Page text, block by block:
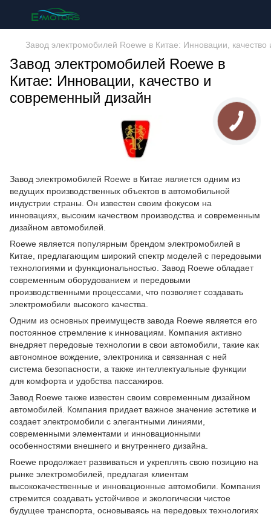
Завод электромобилей Roewe в Китае: Инновации,
Завод электромобилей Roewe в
Китае: Инновации, качество и
современный дизайн
Завод электромобилей Roewe в Китае является одним из
ведущих производственных объектов в автомобильной
индустрии страны. Он известен своим фокусом на
инновациях, высоким качеством производства и современным
дизайном автомобилей.
Roewe является популярным брендом электромобилей в
Китае, предлагающим широкий спектр моделей с передовыми
технологиями и функциональностью. Завод Roewe обладает
современным оборудованием и передовыми
производственными процессами, что позволяет создавать
электромобили высокого качества.
Одним из основных преимуществ завода Roewe является его
постоянное стремление к инновациям. Компания активно
внедряет передовые технологии в свои автомобили, такие как
автономное вождение, электроника и связанная с ней
система безопасности, а также интеллектуальные функции
для комфорта и удобства пассажиров.
Завод Roewe также известен своим современным дизайном
автомобилей. Компания придает важное значение эстетике и
создает электромобили с элегантными линиями,
современными элементами и инновационными
особенностями внешнего и внутреннего дизайна.
Roewe продолжает развиваться и укреплять свою позицию на
рынке электромобилей, предлагая клиентам
высококачественные и инновационные автомобили. Компания
стремится создавать устойчивое и экологически чистое
будущее транспорта, основываясь на передовых технологиях